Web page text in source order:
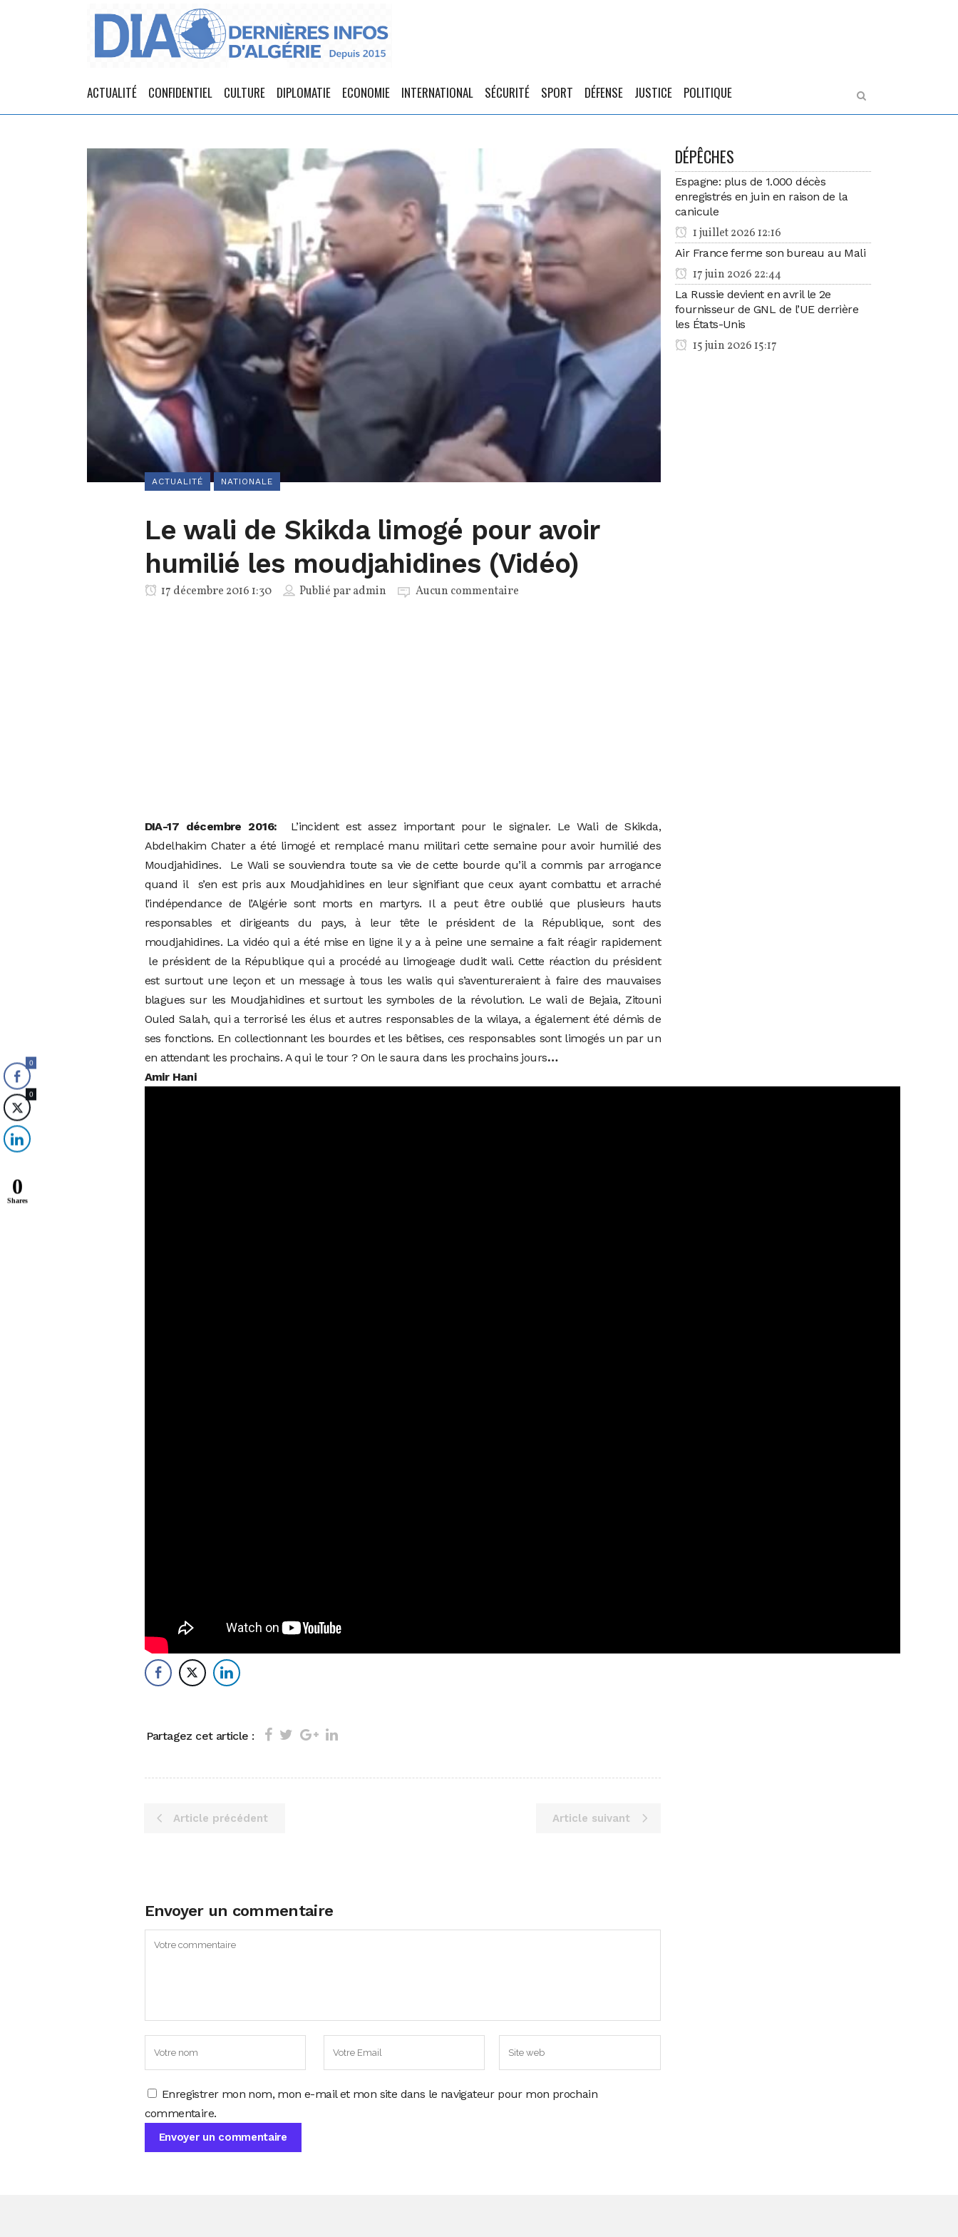
ACTUALITÉ CONFIDENTIEL CULTURE DIPLOMATIE ECONOMIE INTERNATIONAL SÉCURITÉ SPORT DÉFENSE JUSTICE POLITIQUE
ACTUALITÉ NATIONALE
Le wali de Skikda limogé pour avoir
humilié les moudjahidines (Vidéo)
17 décembre 2016 1:30 Publié paradmin Aucun commentaire
DIA-17 décembre 2016: L’incident est assez important pour le signaler. Le Wali de Skikda,
Abdelhakim Chater a été limogé et remplacé manu militari cette semaine pour avoir humilié des
Moudjahidines. Le Wali se souviendra toute sa vie de cette bourde qu’il a commis par arrogance
quand il s’en est pris aux Moudjahidines en leur signifiant que ceux ayant combattu et arraché
l’indépendance de l’Algérie sont morts en martyrs. Il a peut être oublié que plusieurs hauts
responsables et dirigeants du pays, à leur tête le président de la République, sont des
moudjahidines. La vidéo qui a été mise en ligne il y a à peine une semaine a fait réagir rapidement
le président de la République qui a procédé au limogeage dudit wali. Cette réaction du président
est surtout une leçon et un message à tous les walis qui s’aventureraient à faire des mauvaises
blagues sur les Moudjahidines et surtout les symboles de la révolution. Le wali de Bejaia, Zitouni
Ouled Salah, qui a terrorisé les élus et autres responsables de la wilaya, a également été démis de
ses fonctions. En collectionnant les bourdes et les bêtises, ces responsables sont limogés un par un
en attendant les prochains. A qui le tour ? On le saura dans les prochains jours…
Amir Hani
Partagez cet article :
Article précédent Article suivant
Envoyer un commentaire
Enregistrer mon nom, mon e-mail et mon site dans le navigateur pour mon prochain
commentaire.
DÉPÊCHES
Espagne: plus de 1.000 décès
enregistrés en juin en raison de la
canicule
1 juillet 2026 12:16
Air France ferme son bureau au Mali
17 juin 2026 22:44
La Russie devient en avril le 2e
fournisseur de GNL de l’UE derrière
les États-Unis
15 juin 2026 15:17
0
0
0
Shares